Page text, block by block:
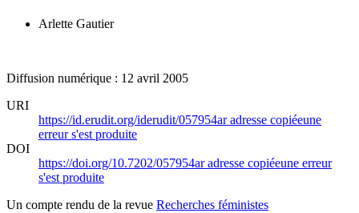
Arlette Gautier
Diffusion numérique : 12 avril 2005
URI
https://id.erudit.org/iderudit/057954aradresse copiéeune
erreur s'est produite
DOI
https://doi.org/10.7202/057954aradresse copiéeune erreur
s'est produite
Un compte rendu de la revue Recherches féministes